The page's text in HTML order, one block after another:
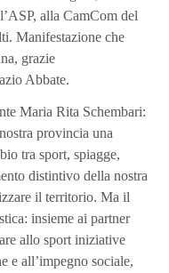
alla CamCom del
Manifestazione che
grazie
Abbate.
Maria Rita Schembari:
provincia una
tra sport, spiagge,
distintivo della nostra
il territorio. Ma il
insieme ai partner
allo sport iniziative
e all’impegno sociale,